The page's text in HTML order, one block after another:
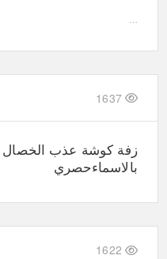
1637
زفة كوشة عذب الخصال –
بالاسماءحصري
1622